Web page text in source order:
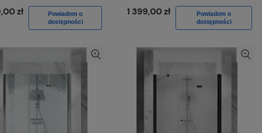
Szkło
zł
Powiadom o
dostępności
Szkło Grafit
1 399,00 zł
Powiadom o
dostępności